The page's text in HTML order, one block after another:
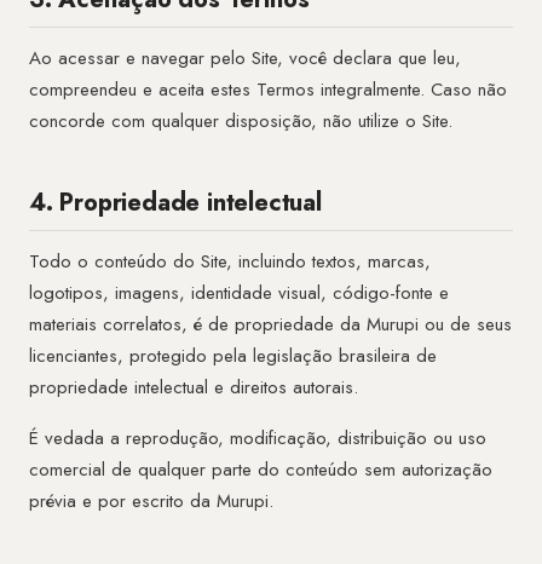
Ao acessar e navegar pelo Site, você declara que leu,
compreendeu e aceita estes Termos integralmente. Caso não
concorde com qualquer disposição, não utilize o Site.
4. Propriedade intelectual
Todo o conteúdo do Site, incluindo textos, marcas,
logotipos, imagens, identidade visual, código-fonte e
materiais correlatos, é de propriedade da Murupi ou de seus
licenciantes, protegido pela legislação brasileira de
propriedade intelectual e direitos autorais.
É vedada a reprodução, modificação, distribuição ou uso
comercial de qualquer parte do conteúdo sem autorização
prévia e por escrito da Murupi.